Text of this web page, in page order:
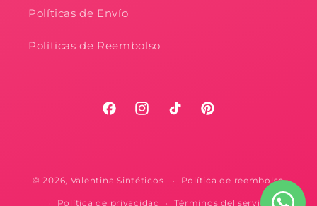
Políticas de Envío
Políticas de Reembolso
FacebookInstagramTikTokPinterest
de
© 2026, Valentina Sintéticos Política de reembolso
Política de privacidad Términos del servicio